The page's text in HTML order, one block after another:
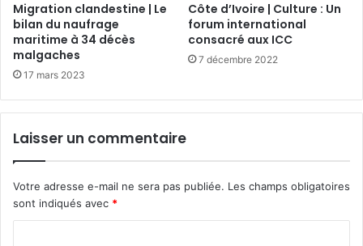
Migration clandestine | Le
bilan du naufrage
maritime à 34 décès
malgaches
17 mars 2023
Côte d’Ivoire | Culture : Un
forum international
consacré aux ICC
7 décembre 2022
Laisser un commentaire
Votre adresse e-mail ne sera pas publiée. Les champs obligatoires
sont indiqués avec *